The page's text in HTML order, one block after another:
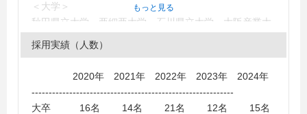
＜大学＞
秋田県立大学、亜細亜大学、石川県立大学、大阪産業大
学、大妻女子大学、香川大学、鹿児島大学、神奈川大
学、鎌倉女子大学、関西大学、関西学院大学、学習院大
修大学、創価大学、大東文化大学、筑波大学、帝京大
もっと見る
採用実績（人数）
2020年 2021年 2022年 2023年 2024年
-----------------------------------------------------------
大卒 16名 14名 21名 12名 15名